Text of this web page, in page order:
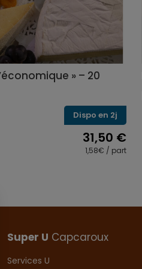
» – 20
Dispo en 2j
31,50 €
1,58€ / part
Super U Capcaroux
Services U